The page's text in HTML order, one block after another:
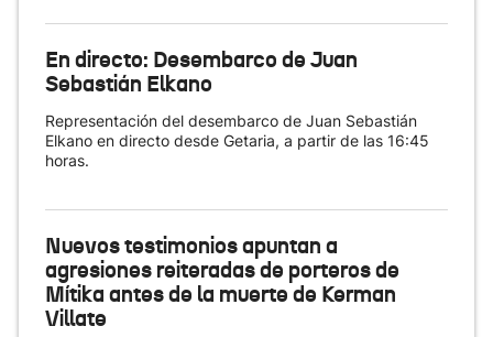
En directo: Desembarco de Juan
Sebastián Elkano
Representación del desembarco de Juan Sebastián
Elkano en directo desde Getaria, a partir de las 16:45
horas.
Nuevos testimonios apuntan a
agresiones reiteradas de porteros de
Mítika antes de la muerte de Kerman
Villate